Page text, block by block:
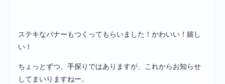
ステキなバナーもつくってもらいました！かわいい！嬉し
い！
ちょっとずつ、手探りではありますが、これからお知らせ
してまいりますねー。